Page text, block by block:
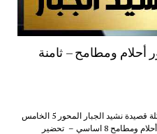
ومطامح – ثامنة
شرح نص نشيد الجبار مع الاجابة عن الاسئلة قصيدة نشيد الجبار المحور 5 الخامس
محور أحلام ومطامح- شرح نصوص محور أحلام ومطامح 8 اساسي – تحضير